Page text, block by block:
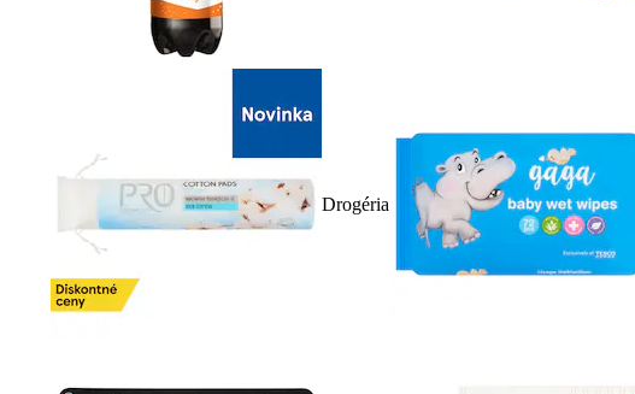
Drogéria